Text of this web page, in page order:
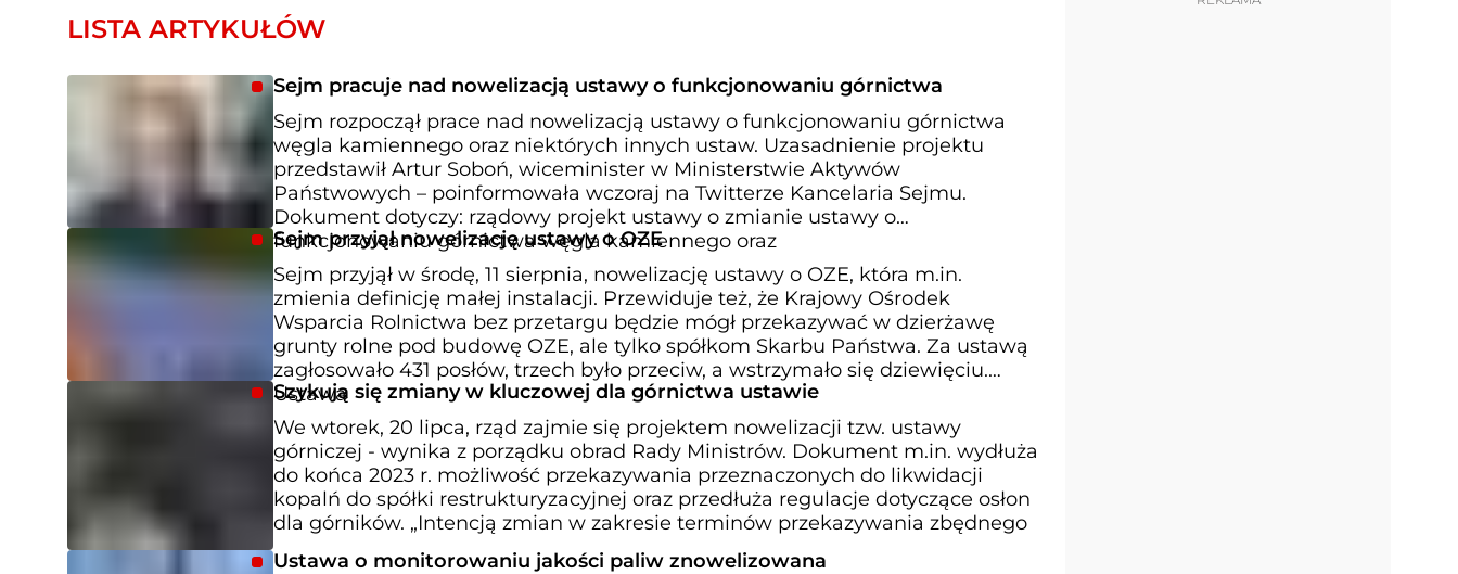
LISTA ARTYKUŁÓW
Sejm pracuje nad nowelizacją ustawy o funkcjonowaniu górnictwa
Sejm rozpoczął prace nad nowelizacją ustawy o funkcjonowaniu górnictwa
węgla kamiennego oraz niektórych innych ustaw. Uzasadnienie projektu
przedstawił Artur Soboń, wiceminister w Ministerstwie Aktywów
Państwowych – poinformowała wczoraj na Twitterze Kancelaria Sejmu.
Dokument dotyczy: rządowy projekt ustawy o zmianie ustawy o
funkcjonowaniu górnictwa węgla kamiennego oraz
Sejm przyjął nowelizację ustawy o OZE
Sejm przyjął w środę, 11 sierpnia, nowelizację ustawy o OZE, która m.in.
zmienia definicję małej instalacji. Przewiduje też, że Krajowy Ośrodek
Wsparcia Rolnictwa bez przetargu będzie mógł przekazywać w dzierżawę
grunty rolne pod budowę OZE, ale tylko spółkom Skarbu Państwa. Za ustawą
zagłosowało 431 posłów, trzech było przeciw, a wstrzymało się dziewięciu.
Ustawa
Szykują się zmiany w kluczowej dla górnictwa ustawie
We wtorek, 20 lipca, rząd zajmie się projektem nowelizacji tzw. ustawy
górniczej - wynika z porządku obrad Rady Ministrów. Dokument m.in. wydłuża
do końca 2023 r. możliwość przekazywania przeznaczonych do likwidacji
kopalń do spółki restrukturyzacyjnej oraz przedłuża regulacje dotyczące osłon
dla górników. „Intencją zmian w zakresie terminów przekazywania zbędnego
Ustawa o monitorowaniu jakości paliw znowelizowana